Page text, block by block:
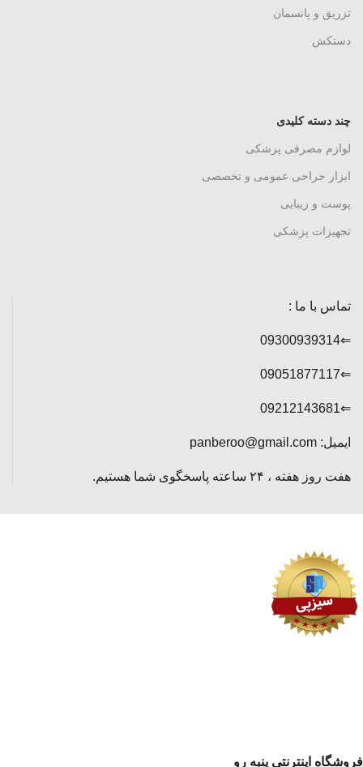
تزریق و پانسمان
دستکش
چند دسته کلیدی
لوازم مصرفی پزشکی
ابزار جراحی عمومی و تخصصی
پوست و زیبایی
تجهیزات پزشکی
تماس با ما :
⇐09300939314
⇐09051877117
⇐09212143681
ایمیل: panberoo@gmail.com
هفت روز هفته ، ۲۴ ساعته پاسخگوی شما هستیم.
فروشگاه اینترنتی پنبه رو